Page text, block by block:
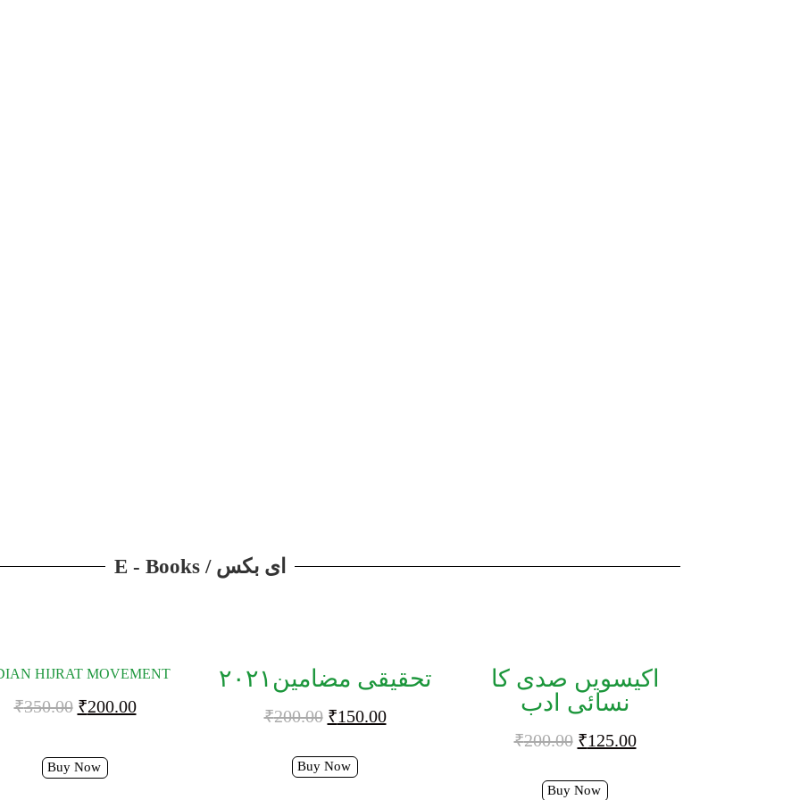
E - Books / ای بکس
HIJRAT MOVEMENT
₹350.00 ₹200.00
Buy Now
تحقیقی مضامین۲۰۲۱
₹200.00 ₹150.00
Buy Now
اکیسویں صدی کا
نسائی ادب
₹200.00 ₹125.00
Buy Now